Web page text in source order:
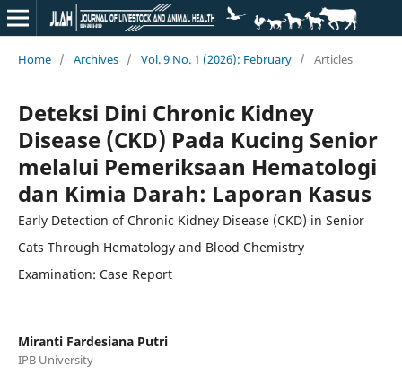
Home / Archives / Vol. 9 No. 1 (2026): February / Articles
Deteksi Dini Chronic Kidney
Disease (CKD) Pada Kucing Senior
melalui Pemeriksaan Hematologi
dan Kimia Darah: Laporan Kasus
Early Detection of Chronic Kidney Disease (CKD) in Senior
Cats Through Hematology and Blood Chemistry
Examination: Case Report
Miranti Fardesiana Putri
IPB University